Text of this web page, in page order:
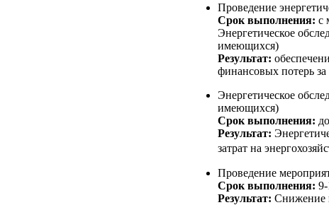
Проведение
Срок выполнения: с
Энергетическое
имеющихся)
Результат:
финансовых потерь
Энергетическое
имеющихся)
Срок выполнения:
Результат:
затрат на
Проведение
Срок выполнения:
Результат: Снижение